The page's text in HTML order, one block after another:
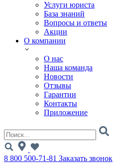
Услуги юриста
База знаний
Вопросы и ответы
Акции
О компании
О нас
Наша команда
Новости
Отзывы
Гарантии
Контакты
Приложение
8 800 500-71-81 Заказать звонок